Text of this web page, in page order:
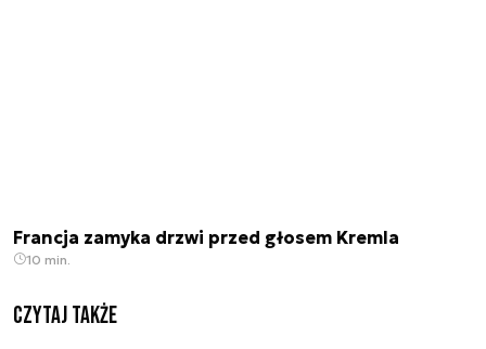
Francja zamyka drzwi przed głosem Kremla
10 min.
Czytaj także